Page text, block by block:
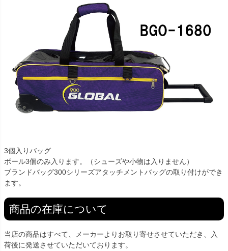
3個入りバッグ
ボール3個のみ入ります。（シューズや小物は入りません）
ブランドバッグ300シリーズアタッチメントバッグの取り付けができ
ます。
商品の在庫について
当店の商品はすべて、メーカーよりお取り寄せさせていただき、入
荷後に発送させていただいております。